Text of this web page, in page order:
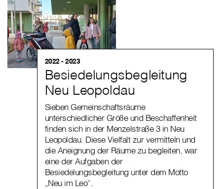
2022 - 2023
Besiedelungsbegleitung
Neu Leopoldau
Sieben Gemeinschaftsräume
unterschiedlicher Größe und Beschaffenheit
finden sich in der Menzelstraße 3 in Neu
Leopoldau. Diese Vielfalt zur vermitteln und
die Aneignung der Räume zu begleiten, war
eine der Aufgaben der
Besiedelungsbegleitung unter dem Motto
„Neu im Leo“.